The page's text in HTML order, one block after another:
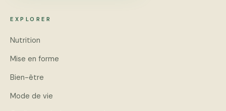
EXPLORER
Nutrition
Mise en forme
Bien-être
Mode de vie